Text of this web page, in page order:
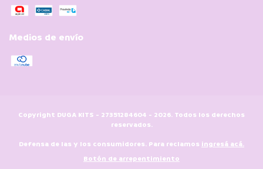
Medios de envío
Copyright DUGA KITS - 27351284604 - 2026. Todos los derechos
reservados.
Defensa de las y los consumidores. Para reclamos ingresá acá.
Botón de arrepentimiento